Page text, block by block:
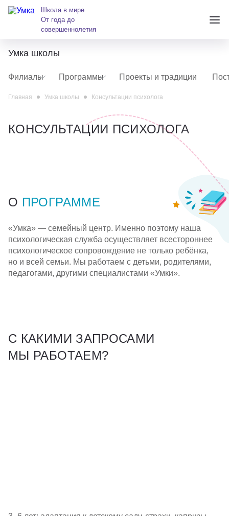
Школа в мире
От года до
совершеннолетия
Школы
Проекты
andreeva@krasumka.ru
Умка школы
Филиалы Программы Проекты и традиции
Главная Умка школы Консультации психолога
КОНСУЛЬТАЦИИ ПСИХОЛОГА
О ПРОГРАММЕ
«Умка» — семейный центр. Именно поэтому наша
психологическая служба осуществляет всестороннее
психологическое сопровождение не только ребёнка,
но и всей семьи. Мы работаем с детьми, родителями,
педагогами, другими специалистами «Умки».
С КАКИМИ ЗАПРОСАМИ
МЫ РАБОТАЕМ?